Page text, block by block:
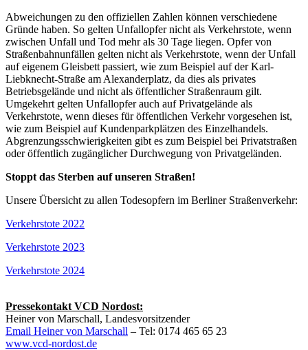
Abweichungen zu den offiziellen Zahlen können verschiedene
Gründe haben. So gelten Unfallopfer nicht als Verkehrstote, wenn
zwischen Unfall und Tod mehr als 30 Tage liegen. Opfer von
Straßenbahnunfällen gelten nicht als Verkehrstote, wenn der Unfall
auf eigenem Gleisbett passiert, wie zum Beispiel auf der Karl-
Liebknecht-Straße am Alexanderplatz, da dies als privates
Betriebsgelände und nicht als öffentlicher Straßenraum gilt.
Umgekehrt gelten Unfallopfer auch auf Privatgelände als
Verkehrstote, wenn dieses für öffentlichen Verkehr vorgesehen ist,
wie zum Beispiel auf Kundenparkplätzen des Einzelhandels.
Abgrenzungsschwierigkeiten gibt es zum Beispiel bei Privatstraßen
oder öffentlich zugänglicher Durchwegung von Privatgeländen.
Stoppt das Sterben auf unseren Straßen!
Unsere Übersicht zu allen Todesopfern im Berliner Straßenverkehr:
Verkehrstote 2022
Verkehrstote 2023
Verkehrstote 2024
Pressekontakt VCD Nordost:
Heiner von Marschall, Landesvorsitzender
Email Heiner von Marschall – Tel: 0174 465 65 23
www.vcd-nordost.de